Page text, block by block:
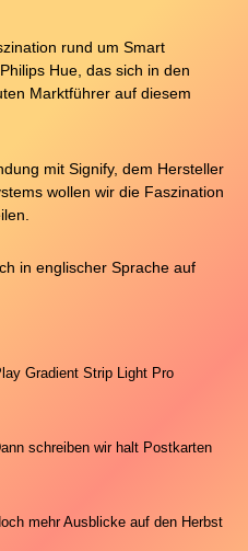
rund um Smart
Hue, das sich in den
Marktführer auf diesem
mit Signify, dem Hersteller
wollen wir die Faszination
in englischer Sprache auf
Gradient Strip Light Pro
schreiben wir halt Postkarten
mehr Ausblicke auf den Herbst